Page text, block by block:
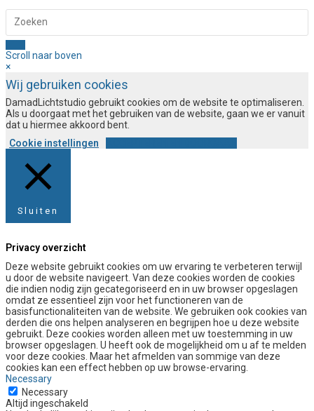
Scroll naar boven
×
Wij gebruiken cookies
DamadLichtstudio gebruikt cookies om de website te optimaliseren.
Als u doorgaat met het gebruiken van de website, gaan we er vanuit
dat u hiermee akkoord bent.
Cookie instellingen
Sluiten
Privacy overzicht
Deze website gebruikt cookies om uw ervaring te verbeteren terwijl
u door de website navigeert. Van deze cookies worden de cookies
die indien nodig zijn gecategoriseerd en in uw browser opgeslagen
omdat ze essentieel zijn voor het functioneren van de
basisfunctionaliteiten van de website. We gebruiken ook cookies van
derden die ons helpen analyseren en begrijpen hoe u deze website
gebruikt. Deze cookies worden alleen met uw toestemming in uw
browser opgeslagen. U heeft ook de mogelijkheid om u af te melden
voor deze cookies. Maar het afmelden van sommige van deze
cookies kan een effect hebben op uw browse-ervaring.
Necessary
Necessary
Altijd ingeschakeld